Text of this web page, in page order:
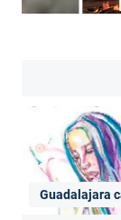
Guadalajara